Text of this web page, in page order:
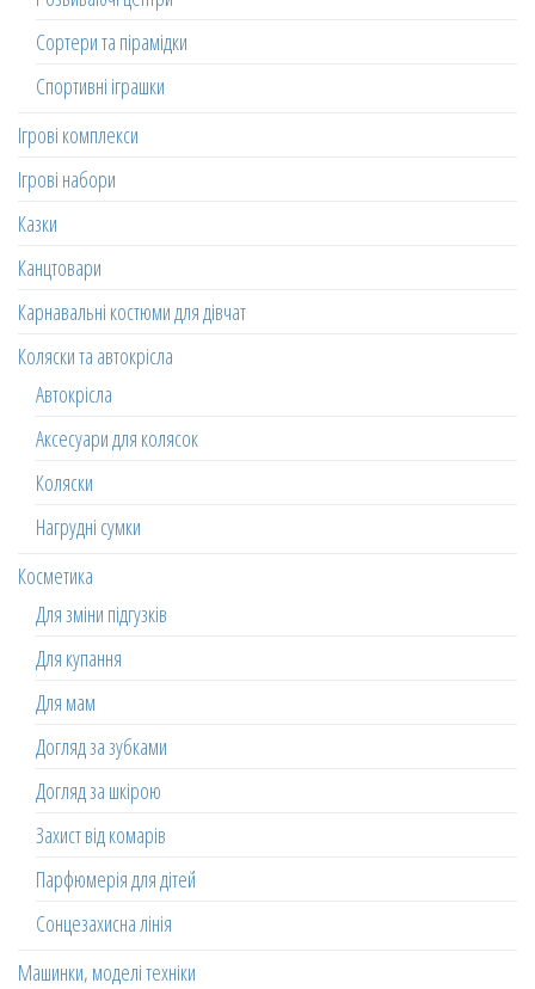
Сортери та пірамідки
Спортивні іграшки
Ігрові комплекси
Ігрові набори
Казки
Канцтовари
Карнавальні костюми для дівчат
Коляски та автокрісла
Автокрісла
Аксесуари для колясок
Коляски
Нагрудні сумки
Косметика
Для зміни підгузків
Для купання
Для мам
Догляд за зубками
Догляд за шкірою
Захист від комарів
Парфюмерія для дітей
Сонцезахисна лінія
Машинки, моделі техніки